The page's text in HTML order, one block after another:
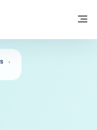
- WEBSEITE DER